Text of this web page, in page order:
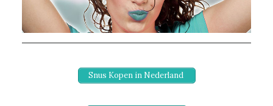
Snus Kopen in Nederland